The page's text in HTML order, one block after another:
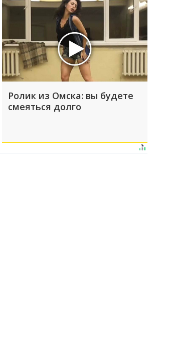
Ролик из Омска: вы будете
смеяться долго